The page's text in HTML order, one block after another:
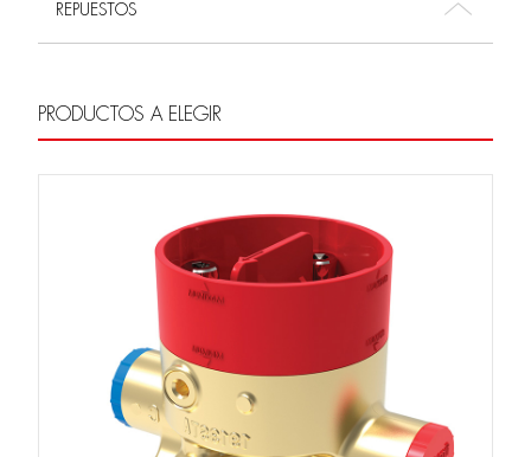
REPUESTOS
PRODUCTOS A ELEGIR